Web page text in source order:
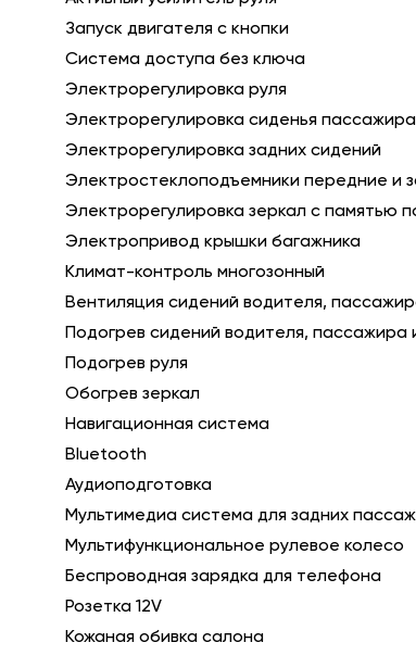
Запуск двигателя с кнопки
Система доступа без ключа
Электрорегулировка руля
Электрорегулировка сиденья
Электрорегулировка задних сидений
Электростеклоподъемники передние и
Электрорегулировка зеркал с памятью
Электропривод крышки багажника
Климат-контроль многозонный
Вентиляция сидений водителя,
Подогрев сидений водителя, пассажира
Подогрев руля
Обогрев зеркал
Навигационная система
Bluetooth
Аудиоподготовка
Мультимедиа система для задних
Мультифункциональное рулевое колесо
Беспроводная зарядка для телефона
Розетка 12V
Кожаная обивка салона